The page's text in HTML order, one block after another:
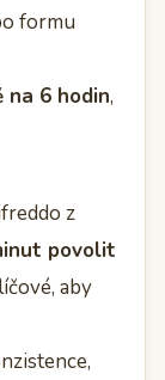
formu
na 6 hodin,
z
povolit
aby